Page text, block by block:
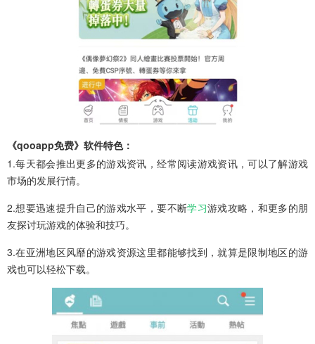
《qooapp免费》软件特色：
1.每天都会推出更多的游戏资讯，经常阅读游戏资讯，可以了解游戏
市场的发展行情。
2.想要迅速提升自己的游戏水平，要不断学习游戏攻略，和更多的朋
友探讨玩游戏的体验和技巧。
3.在亚洲地区风靡的游戏资源这里都能够找到，就算是限制地区的游
戏也可以轻松下载。